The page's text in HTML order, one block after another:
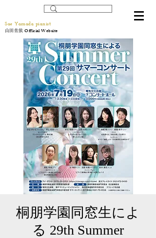
Sae Yamada pianist
山田佐依 Official Website
桐朋学園同窓生によ
る 29th Summer